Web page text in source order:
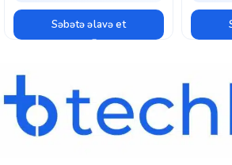
Səbətə əlavə et